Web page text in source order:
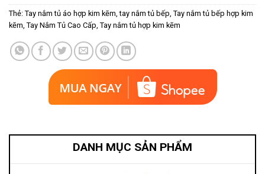
Thẻ: Tay nắm tủ áo hợp kim kẽm ,tay nắm tủ bếp Tay nắm tủ bếp hợp kim
kẽm Tay Nắm Tủ Cao Cấp Tay nắm tủ hợp kim kẽm
DANH MỤC SẢN PHẨM